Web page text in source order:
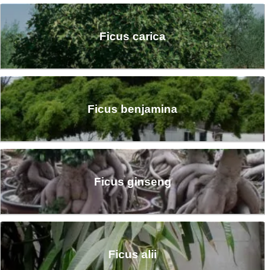
Ficus carica
Ficus benjamina
Ficus ginseng
Ficus alii